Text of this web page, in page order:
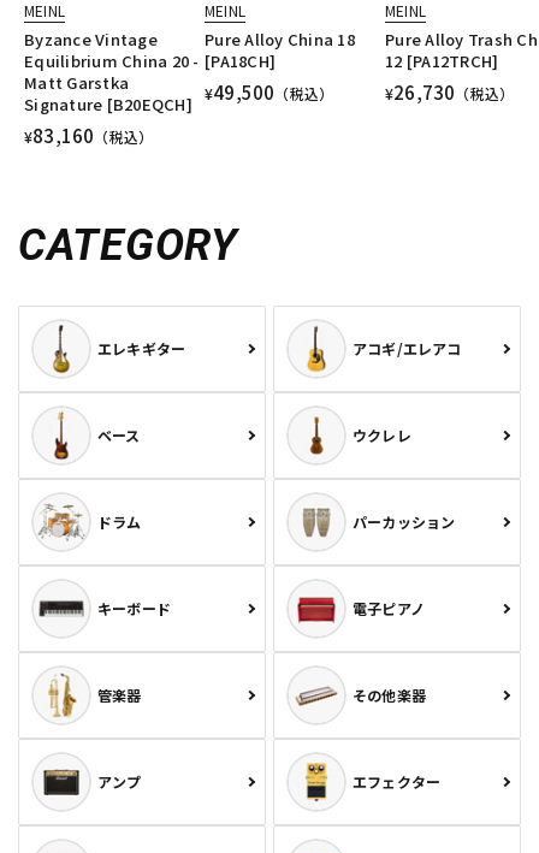
MEINL
Byzance Vintage
Equilibrium China 20 -
Matt Garstka
Signature [B20EQCH]
¥83,160 （税込）
MEINL
Pure Alloy China 18
[PA18CH]
¥49,500 （税込）
MEINL
Pure Alloy Trash
12 [PA12TRCH]
¥26,730 （税込）
CATEGORY
エレキギター アコギ/エレアコ
ベース ウクレレ
ドラム パーカッション
キーボード 電子ピアノ
管楽器 その他楽器
アンプ エフェクター